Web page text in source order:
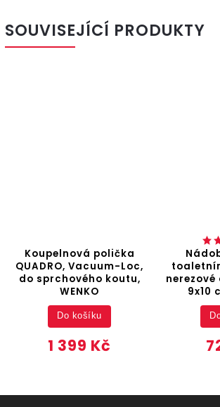
SOUVISEJÍCÍ PRODUKTY
Koupelnová polička
QUADRO, Vacuum-Loc,
do sprchového koutu,
WENKO
1 399 Kč
Do košíku
nerezové
9x10